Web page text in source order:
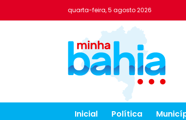
quarta-feira, 5 agosto 2026
Inicial Política